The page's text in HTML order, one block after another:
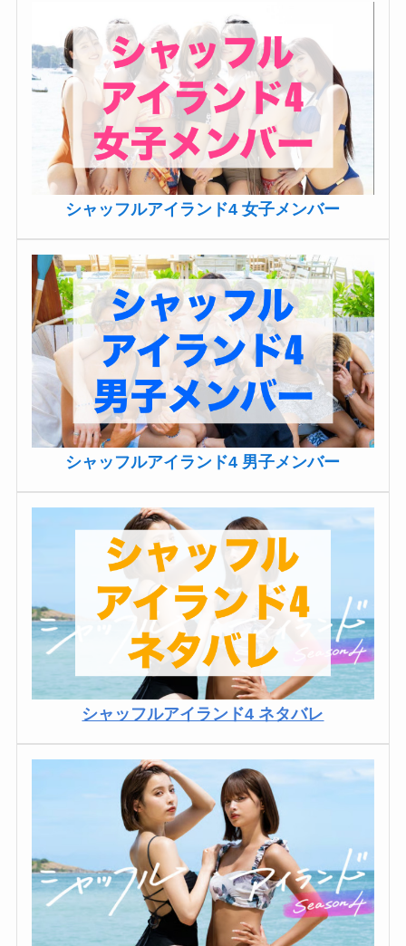
シャッフルアイランド4 女子メンバー
シャッフルアイランド4 男子メンバー
シャッフルアイランド4 ネタバレ